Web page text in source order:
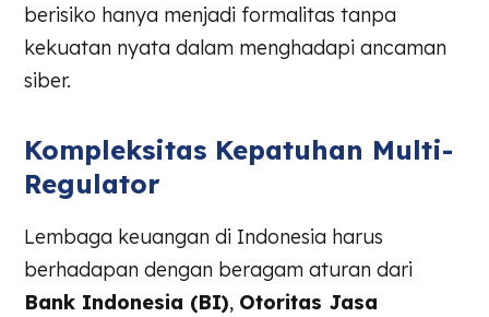
berisiko hanya menjadi formalitas tanpa
kekuatan nyata dalam menghadapi ancaman
siber.
Kompleksitas Kepatuhan Multi-
Regulator
Lembaga keuangan di Indonesia harus
berhadapan dengan beragam aturan dari
Bank Indonesia (BI), Otoritas Jasa